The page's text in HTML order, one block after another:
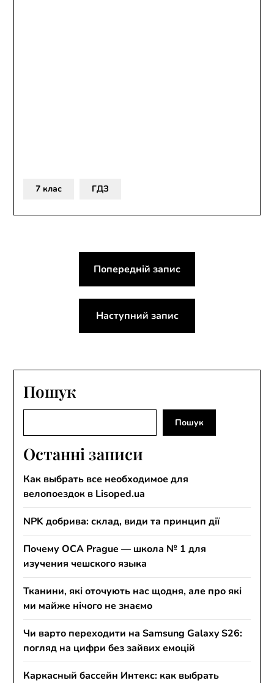
7 клас ГДЗ
Навігація
Попередній запис
Наступний запис
Пошук
Пошук
Останні записи
Как выбрать все необходимое для
велопоездок в Lisoped.ua
NPK добрива: склад, види та принцип дії
Почему OCA Prague — школа № 1 для
изучения чешского языка
Тканини, які оточують нас щодня, але про які
ми майже нічого не знаємо
Чи варто переходити на Samsung Galaxy S26:
погляд на цифри без зайвих емоцій
Каркасный бассейн Интекс: как выбрать